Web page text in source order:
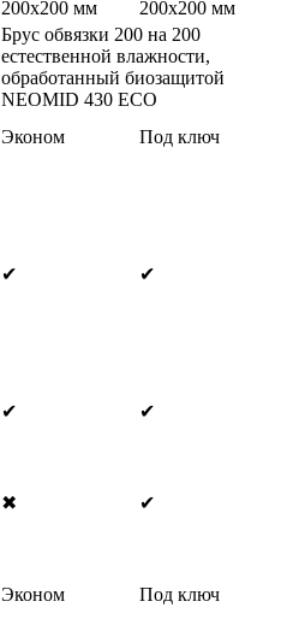
200х200 мм
200х200 мм
Брус обвязки 200 на 200
естественной влажности,
обработанный биозащитой
NEOMID 430 ЕСО
Эконом
Под ключ
✔ ✔
✔
✔
✖ ✔
Эконом
Под ключ